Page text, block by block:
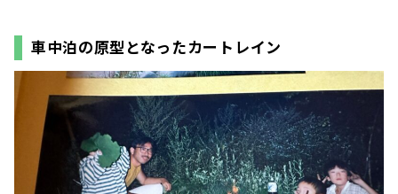
車中泊の原型となったカートレイン